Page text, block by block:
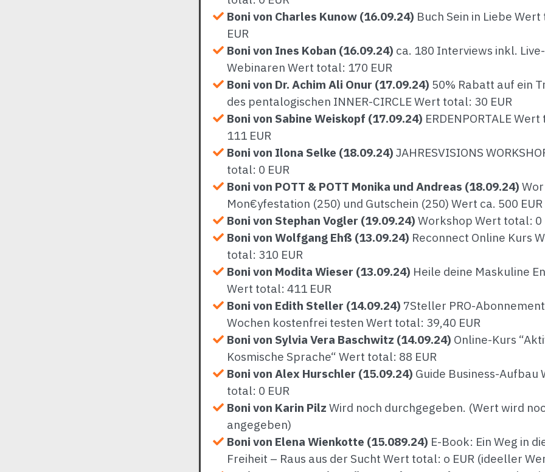
Boni von Charles Kunow (16.09.24) Buch Sein in Liebe
EUR
Boni von Ines Koban (16.09.24) ca. 180 Interviews inkl. Live-
Webinaren Wert total: 170 EUR
Boni von Dr. Achim Ali Onur (17.09.24) 50% Rabatt auf ein
des pentalogischen INNER-CIRCLE Wert total: 30 EUR
Boni von Sabine Weiskopf (17.09.24) ERDENPORTALE
111 EUR
Boni von Ilona Selke (18.09.24)JAHRESVISIONS
total: 0 EUR
Boni von POTT & POTT Monika und Andreas (18.09.24)
Mon€yfestation (250) und Gutschein (250) Wert ca. 500 EUR
Boni von Stephan Vogler (19.09.24)Workshop Wert total: 0
Boni von Wolfgang Ehß (13.09.24) Reconnect Online Kurs
total: 310 EUR
Boni von Modita Wieser (13.09.24) Heile deine Maskuline
Wert total: 411 EUR
Boni von Edith Steller (14.09.24) 7Steller PRO-
Wochen kostenfrei testen Wert total: 39,40 EUR
Boni von Sylvia Vera Baschwitz (14.09.24) Online-Kurs
Kosmische Sprache“ Wert total: 88 EUR
Boni von Alex Hurschler (15.09.24) Guide Business-Aufbau
total: 0 EUR
Boni von Karin PilzWird noch durchgegeben. (Wert wird
angegeben)
Boni von Elena Wienkotte (15.089.24) E-Book: Ein Weg in
Freiheit – Raus aus der Sucht Wert total: o EUR (ideeller